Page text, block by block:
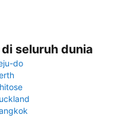
seluruh dunia
do